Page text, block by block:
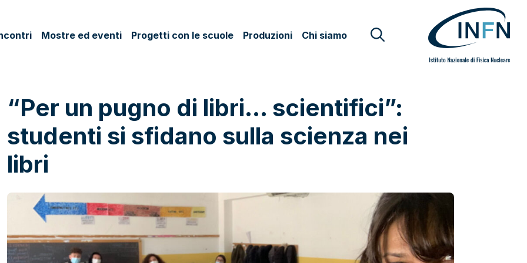
Mostre ed eventi Progetti con le scuole Produzioni Chi siamo
“Per un pugno di libri… scientifici”:
studenti si sfidano sulla scienza nei
libri